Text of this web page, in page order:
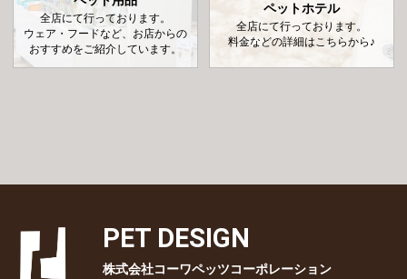
全店にて行っております。
ウェア・フードなど、お店からの
おすすめをご紹介しています。
ペットホテル
全店にて行っております。
料金などの詳細はこちらから♪
PET DESIGN
株式会社コーワペッツコーポレーション